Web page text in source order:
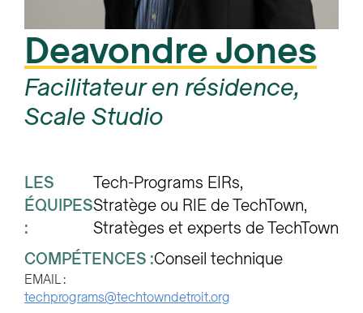
Deavondre Jones
Facilitateur en résidence,
Scale Studio
LES
ÉQUIPES
:
Tech-Programs EIRs
Stratège ou RIE de TechTown
Stratèges et experts de TechTown
COMPÉTENCES :Conseil technique
EMAIL :
techprograms@techtowndetroit.org